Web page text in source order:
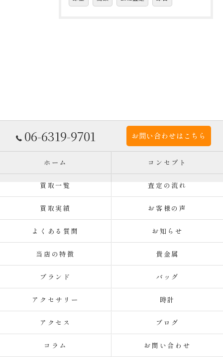
06-6319-9701 お問い合わせはこちら
ホーム コンセプト
買取一覧 査定の流れ
買取実績 お客様の声
よくある質問 お知らせ
当店の特徴 貴金属
ブランド バッグ
アクセサリー 時計
アクセス ブログ
コラム お問い合わせ